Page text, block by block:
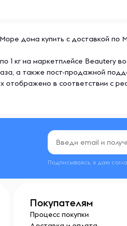
дома купить с доставкой
1 кг на маркетплейсе Beautery
а также пост-продажной
в соответствии с
Подписываясь, я даю
Покупателям
Процесс покупки